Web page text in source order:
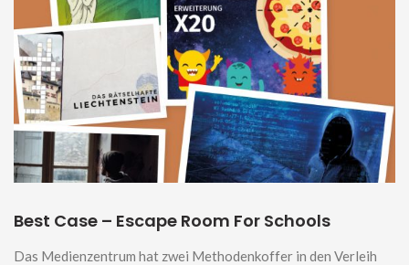
Best Case – Escape Room For Schools
Das Medienzentrum hat zwei Methodenkoffer in den Verleih